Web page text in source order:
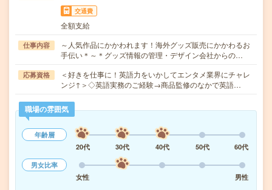
交通費
全額支給
仕事内容
～人気作品にかかわれます！海外グッズ販売にかかわるお
手伝い＊～＊グッズ情報の管理・デザイン会社からの…
応募資格
＜好きを仕事に！英語力をいかしてエンタメ業界にチャレ
ンジ↑＞◇英語実務のご経験→商品監修のなかで英語…
職場の雰囲気
年齢層
20代
30代 40代 50代
60代
男女比率
女性
男性